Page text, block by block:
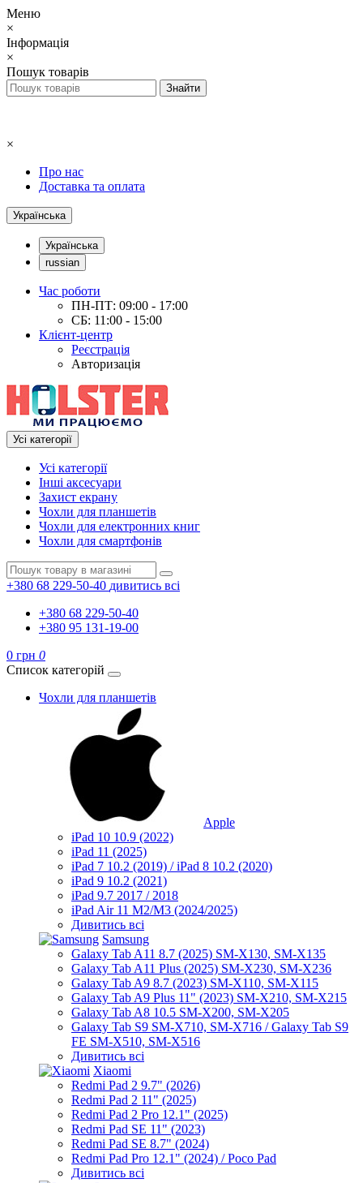
Меню
×
Інформація
×
Пошук товарів
×
Про нас
Доставка та оплата
Українська
Українська
russian
Час роботи
ПН-ПТ: 09:00 - 17:00
СБ: 11:00 - 15:00
Клієнт-центр
Реєстрація
Авторизація
Усі категорії
Усі категорії
Інші аксесуари
Захист екрану
Чохли для планшетів
Чохли для електронних книг
Чохли для смартфонів
+380 68 229-50-40 дивитись всі
+380 68 229-50-40
+380 95 131-19-00
0 грн 0
Список категорій
Чохли для планшетів
Apple
iPad 10 10.9 (2022)
iPad 11 (2025)
iPad 7 10.2 (2019) / iPad 8 10.2 (2020)
iPad 9 10.2 (2021)
iPad 9.7 2017 / 2018
iPad Air 11 M2/M3 (2024/2025)
Дивитись всі
Samsung
Galaxy Tab A11 8.7 (2025) SM-X130, SM-X135
Galaxy Tab A11 Plus (2025) SM-X230, SM-X236
Galaxy Tab A9 8.7 (2023) SM-X110, SM-X115
Galaxy Tab A9 Plus 11" (2023) SM-X210, SM-X215
Galaxy Tab A8 10.5 SM-X200, SM-X205
Galaxy Tab S9 SM-X710, SM-X716 / Galaxy Tab S9
FE SM-X510, SM-X516
Дивитись всі
Xiaomi
Redmi Pad 2 9.7" (2026)
Redmi Pad 2 11" (2025)
Redmi Pad 2 Pro 12.1" (2025)
Redmi Pad SE 11" (2023)
Redmi Pad SE 8.7" (2024)
Redmi Pad Pro 12.1" (2024) / Poco Pad
Дивитись всі